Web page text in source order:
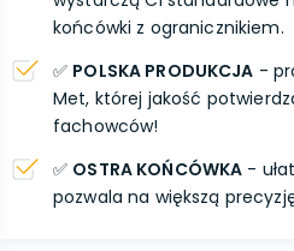
końcówki z ogranicznikiem.
✅ POLSKA PRODUKCJA -
Met, której jakość
fachowców!
✅ OSTRA KOŃCÓWKA -
pozwala na większą